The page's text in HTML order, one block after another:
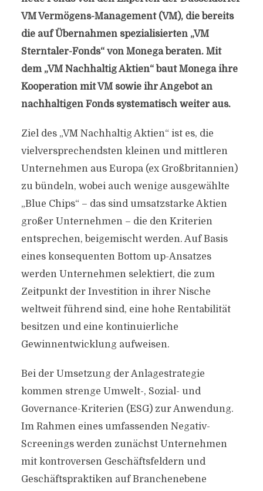
VM Vermögens-Management (VM), die bereits
die auf Übernahmen spezialisierten „VM
Sterntaler-Fonds“ von Monega beraten. Mit
dem „VM Nachhaltig Aktien“ baut Monega ihre
Kooperation mit VM sowie ihr Angebot an
nachhaltigen Fonds systematisch weiter aus.
Ziel des „VM Nachhaltig Aktien“ ist es, die
vielversprechendsten kleinen und mittleren
Unternehmen aus Europa (ex Großbritannien)
zu bündeln, wobei auch wenige ausgewählte
„Blue Chips“ – das sind umsatzstarke Aktien
großer Unternehmen – die den Kriterien
entsprechen, beigemischt werden. Auf Basis
eines konsequenten Bottom up-Ansatzes
werden Unternehmen selektiert, die zum
Zeitpunkt der Investition in ihrer Nische
weltweit führend sind, eine hohe Rentabilität
besitzen und eine kontinuierliche
Gewinnentwicklung aufweisen.
Bei der Umsetzung der Anlagestrategie
kommen strenge Umwelt-, Sozial- und
Governance-Kriterien (ESG) zur Anwendung.
Im Rahmen eines umfassenden Negativ-
Screenings werden zunächst Unternehmen
mit kontroversen Geschäftsfeldern und
Geschäftspraktiken auf Branchenebene